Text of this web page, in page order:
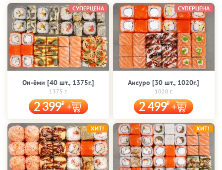
Он-ёми [40 шт., 1375г.]
1375 г.
2 399
СУПЕРЦЕНА
Аисуро [30 шт., 1020г.]
1020 г.
2 499
СУПЕРЦЕНА
ХИТ! ХИТ!